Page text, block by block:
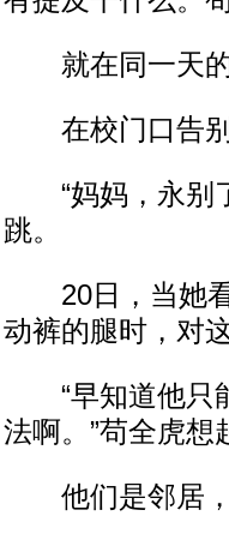
就在同一天的
在校门口告别
“妈妈，永别了
跳。
20日，当她看
动裤的腿时，对
“早知道他只能
法啊。”苟全虎
他们是邻居，